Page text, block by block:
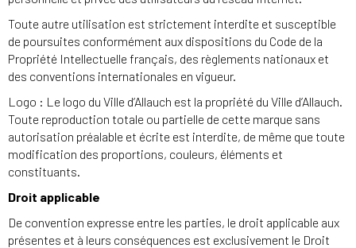
Toute autre utilisation est strictement interdite et susceptible
de poursuites conformément aux dispositions du Code de la
Propriété Intellectuelle français, des règlements nationaux et
des conventions internationales en vigueur.
Logo : Le logo du Ville d’Allauch est la propriété du Ville d’Allauch.
Toute reproduction totale ou partielle de cette marque sans
autorisation préalable et écrite est interdite, de même que toute
modification des proportions, couleurs, éléments et
constituants.
Droit applicable
De convention expresse entre les parties, le droit applicable aux
présentes et à leurs conséquences est exclusivement le Droit